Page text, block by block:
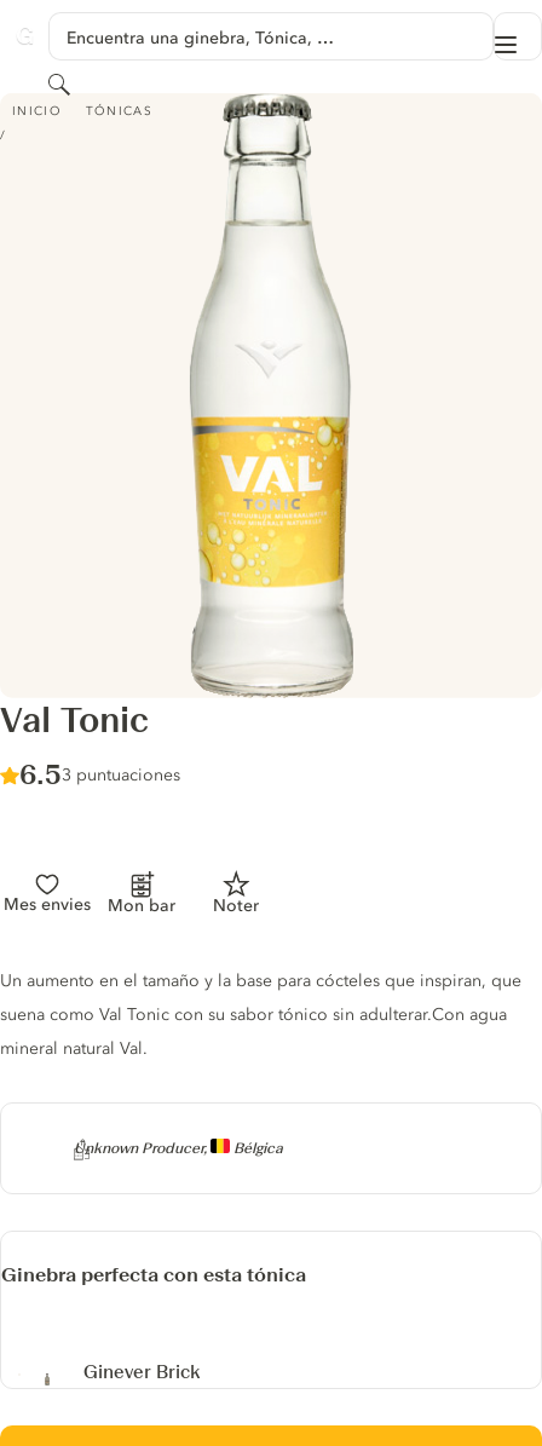
GINVENTORY
Encuentra una ginebra, Tónica, …
Buscar
INICIO TÓNICAS
VAL TONIC
Val Tonic
Score :
6.5/ 10
3 puntuaciones
Mes envies Mon bar Noter
Producer
Unknown Producer, Bélgica
Tonic description
Un aumento en el tamaño y la base para cócteles que inspiran, que
suena como Val Tonic con su sabor tónico sin adulterar.Con agua
mineral natural Val.
Ginebra perfecta con esta tónica
Ginever Brick